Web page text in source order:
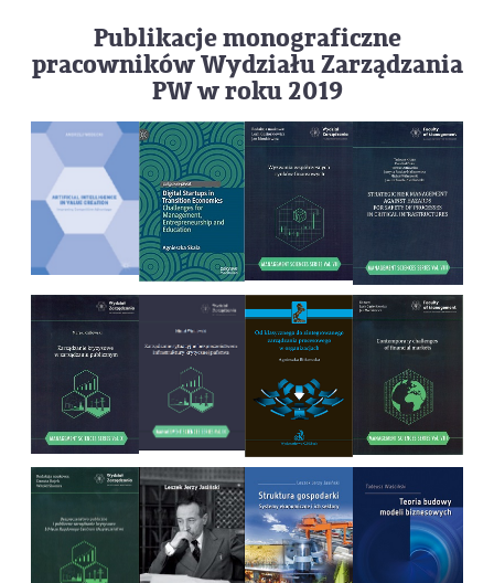
Publikacje monograficzne
pracowników Wydziału Zarządzania
PW w roku 2019